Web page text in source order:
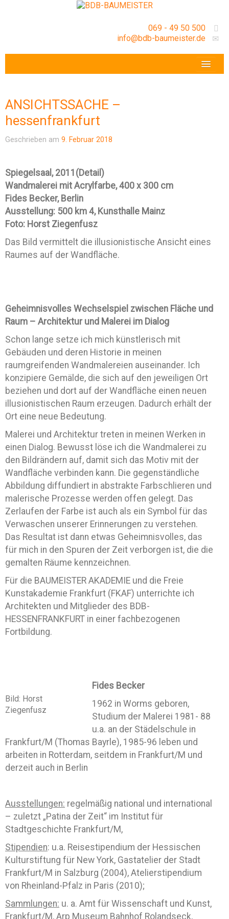
069 - 49 50 500
info@bdb-baumeister.de
GESCHÄFTSSTELLE
ANSICHTSSACHE –
hessenfrankfurt
Geschrieben am 9. Februar 2018
Spiegelsaal, 2011(Detail)
Wandmalerei mit Acrylfarbe, 400 x 300 cm
Fides Becker, Berlin
Ausstellung: 500 km 4, Kunsthalle Mainz
Foto: Horst Ziegenfusz
Das Bild vermittelt die illusionistische Ansicht eines
Raumes auf der Wandfläche.
Geheimnisvolles Wechselspiel zwischen Fläche und
Raum – Architektur und Malerei im Dialog
Schon lange setze ich mich künstlerisch mit
Gebäuden und deren Historie in meinen
raumgreifenden Wandmalereien auseinander. Ich
konzipiere Gemälde, die sich auf den jeweiligen Ort
beziehen und dort auf der Wandfläche einen neuen
illusionistischen Raum erzeugen. Dadurch erhält der
Ort eine neue Bedeutung.
Malerei und Architektur treten in meinen Werken in
einen Dialog. Bewusst löse ich die Wandmalerei zu
den Bildrändern auf, damit sich das Motiv mit der
Wandfläche verbinden kann. Die gegenständliche
Abbildung diffundiert in abstrakte Farbschlieren und
malerische Prozesse werden offen gelegt. Das
Zerlaufen der Farbe ist auch als ein Symbol für das
Verwaschen unserer Erinnerungen zu verstehen.
Das Resultat ist dann etwas Geheimnisvolles, das
für mich in den Spuren der Zeit verborgen ist, die die
gemalten Räume kennzeichnen.
Für die BAUMEISTER AKADEMIE und die Freie
Kunstakademie Frankfurt (FKAF) unterrichte ich
Architekten und Mitglieder des BDB-
HESSENFRANKFURT in einer fachbezogenen
Fortbildung.
Bild: Horst
Ziegenfusz
Fides Becker
1962 in Worms geboren,
Studium der Malerei 1981- 88
u.a. an der Städelschule in
Frankfurt/M (Thomas Bayrle), 1985-96 leben und
arbeiten in Rotterdam, seitdem in Frankfurt/M und
derzeit auch in Berlin
Ausstellungen: regelmäßig national und international
– zuletzt „Patina der Zeit“ im Institut für
Stadtgeschichte Frankfurt/M,
Stipendien: u.a. Reisestipendium der Hessischen
Kulturstiftung für New York, Gastatelier der Stadt
Frankfurt/M in Salzburg (2004), Atelierstipendium
von Rheinland-Pfalz in Paris (2010);
Sammlungen: u. a. Amt für Wissenschaft und Kunst,
Frankfurt/M, Arp Museum Bahnhof Rolandseck,